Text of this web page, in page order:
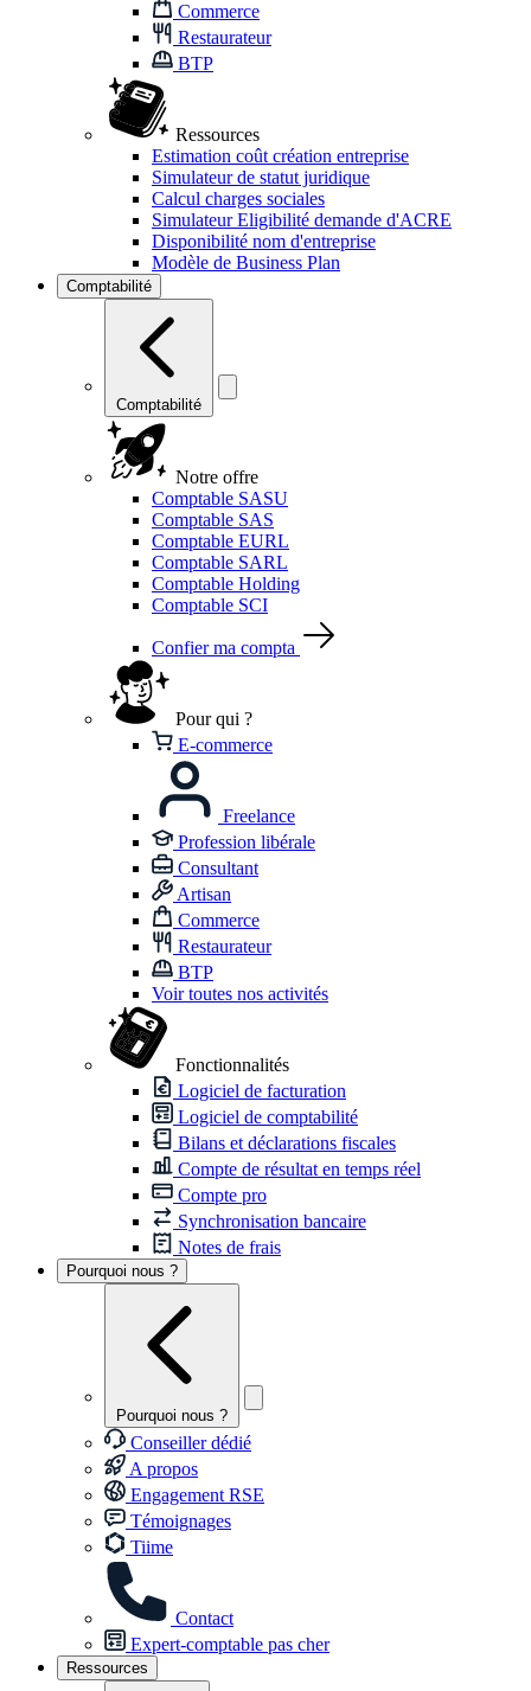
Commerce
Restaurateur
BTP
Ressources
Estimation coût création entreprise
Simulateur de statut juridique
Calcul charges sociales
Simulateur Eligibilité demande d'ACRE
Disponibilité nom d'entreprise
Modèle de Business Plan
Comptabilité
Comptabilité
Notre offre
Comptable SASU
Comptable SAS
Comptable EURL
Comptable SARL
Comptable Holding
Comptable SCI
Confier ma compta
Pour qui ?
E-commerce
Freelance
Profession libérale
Consultant
Artisan
Commerce
Restaurateur
BTP
Voir toutes nos activités
Fonctionnalités
Logiciel de facturation
Logiciel de comptabilité
Bilans et déclarations fiscales
Compte de résultat en temps réel
Compte pro
Synchronisation bancaire
Notes de frais
Pourquoi nous ?
Pourquoi nous ?
Conseiller dédié
A propos
Engagement RSE
Témoignages
Tiime
Contact
Expert-comptable pas cher
Ressources